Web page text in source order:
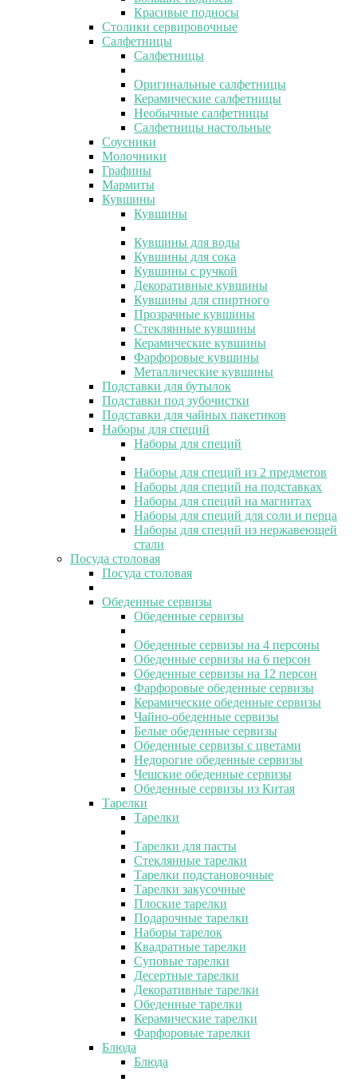
Красивые подносы
Столики сервировочные
Салфетницы
Салфетницы
Оригинальные салфетницы
Керамические салфетницы
Необычные салфетницы
Салфетницы настольные
Соусники
Молочники
Графины
Мармиты
Кувшины
Кувшины
Кувшины для воды
Кувшины для сока
Кувшины с ручкой
Декоративные кувшины
Кувшины для спиртного
Прозрачные кувшины
Стеклянные кувшины
Керамические кувшины
Фарфоровые кувшины
Металлические кувшины
Подставки для бутылок
Подставки под зубочистки
Подставки для чайных пакетиков
Наборы для специй
Наборы для специй
Наборы для специй из 2 предметов
Наборы для специй на подставках
Наборы для специй на магнитах
Наборы для специй для соли и перца
Наборы для специй из нержавеющей
стали
Посуда столовая
Посуда столовая
Обеденные сервизы
Обеденные сервизы
Обеденные сервизы на 4 персоны
Обеденные сервизы на 6 персон
Обеденные сервизы на 12 персон
Фарфоровые обеденные сервизы
Керамические обеденные сервизы
Чайно-обеденные сервизы
Белые обеденные сервизы
Обеденные сервизы с цветами
Недорогие обеденные сервизы
Чешские обеденные сервизы
Обеденные сервизы из Китая
Тарелки
Тарелки
Тарелки для пасты
Стеклянные тарелки
Тарелки подстановочные
Тарелки закусочные
Плоские тарелки
Подарочные тарелки
Наборы тарелок
Квадратные тарелки
Суповые тарелки
Десертные тарелки
Декоративные тарелки
Обеденные тарелки
Керамические тарелки
Фарфоровые тарелки
Блюда
Блюда